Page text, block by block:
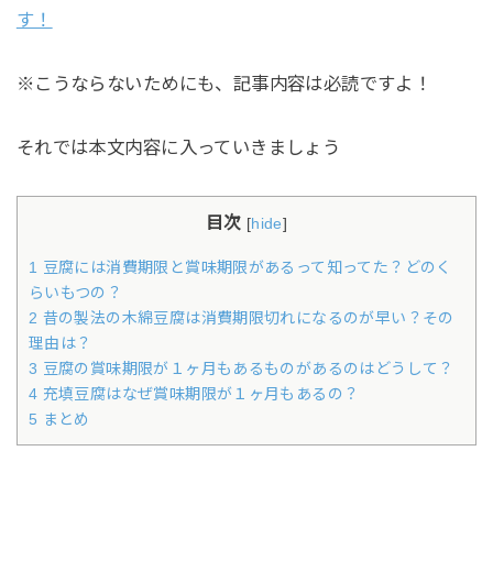
す！
※こうならないためにも、記事内容は必読ですよ！
それでは本文内容に入っていきましょう
目次 [hide]
1 豆腐には消費期限と賞味期限があるって知ってた？どのく
らいもつの？
2 昔の製法の木綿豆腐は消費期限切れになるのが早い？その
理由は？
3 豆腐の賞味期限が１ヶ月もあるものがあるのはどうして？
4 充填豆腐はなぜ賞味期限が１ヶ月もあるの？
5 まとめ